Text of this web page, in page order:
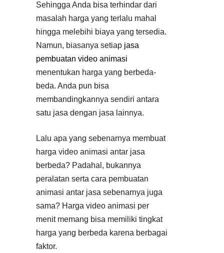
Sehingga Anda bisa terhindar dari
masalah harga yang terlalu mahal
hingga melebihi biaya yang tersedia.
Namun, biasanya setiap jasa
pembuatan video animasi
menentukan harga yang berbeda-
beda. Anda pun bisa
membandingkannya sendiri antara
satu jasa dengan jasa lainnya.
Lalu apa yang sebenarnya membuat
harga video animasi antar jasa
berbeda? Padahal, bukannya
peralatan serta cara pembuatan
animasi antar jasa sebenarnya juga
sama? Harga video animasi per
menit memang bisa memiliki tingkat
harga yang berbeda karena berbagai
faktor.